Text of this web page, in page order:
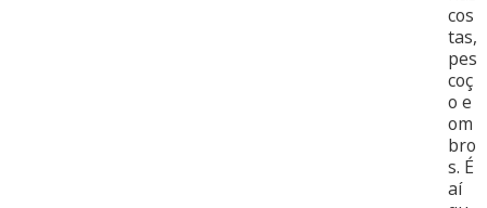
cos
tas,
pes
coç
o e
om
bro
s. É
aí